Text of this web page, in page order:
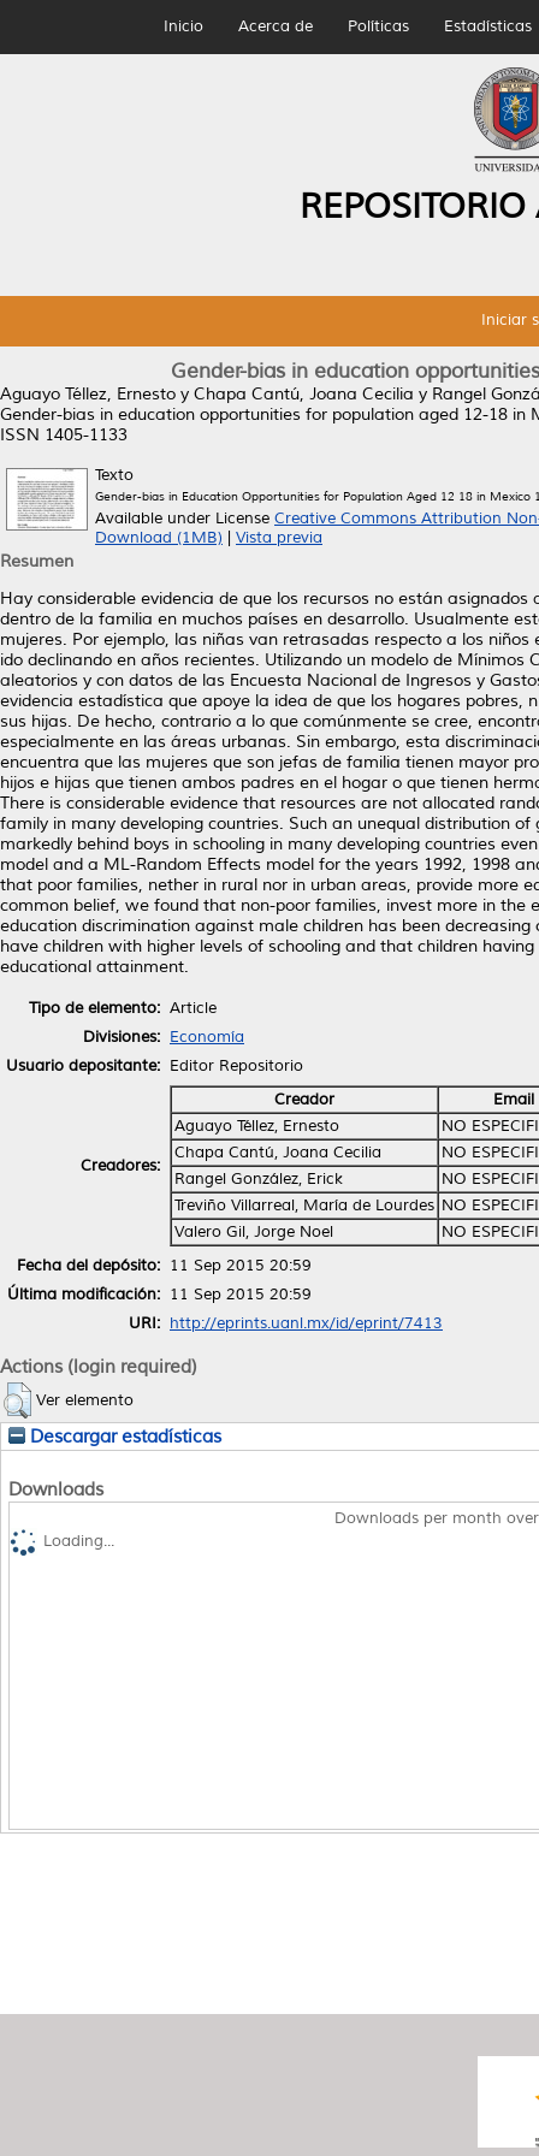
Inicio Acerca de Políticas Estadísticas
Iniciar
Gender-bias in education
Aguayo Téllez, Ernesto y Chapa Cantú, Joana Cecilia y Rangel
Gender-bias in education opportunities for population aged 12-18 in
ISSN 1405-1133
Texto
Gender-bias in Education Opportunities for Population Aged 12 18 in Mexico
Available under License Creative Commons Attribution
Download (1MB)
Vista previa
Resumen
Hay considerable evidencia de que los recursos no están
dentro de la familia en muchos países en desarrollo. Usualmente
mujeres. Por ejemplo, las niñas van retrasadas respecto a los
ido declinando en años recientes. Utilizando un modelo de
aleatorios y con datos de las Encuesta Nacional de Ingresos y
evidencia estadística que apoye la idea de que los hogares
sus hijas. De hecho, contrario a lo que comúnmente se cree,
especialmente en las áreas urbanas. Sin embargo, esta
encuentra que las mujeres que son jefas de familia tienen mayor
hijos e hijas que tienen ambos padres en el hogar o que tienen
There is considerable evidence that resources are not allocated
family in many developing countries. Such an unequal distribution
markedly behind boys in schooling in many developing countries
model and a ML-Random Effects model for the years 1992, 1998
that poor families, nether in rural nor in urban areas, provide more
common belief, we found that non-poor families, invest more in
education discrimination against male children has been
have children with higher levels of schooling and that children
educational attainment.
Tipo de elemento: Article
Divisiones: Economía
Usuario depositante: Editor Repositorio
Creadores:
Creador
Email
Aguayo Téllez, Ernesto
NO
Chapa Cantú, Joana Cecilia
NO
Rangel González, Erick
NO
Treviño Villarreal, María de Lourdes NO
Valero Gil, Jorge Noel
NO
Fecha del depósito: 11 Sep 2015 20:59
Última modificación: 11 Sep 2015 20:59
URI: http://eprints.uanl.mx/id/eprint/7413
Actions (login required)
Ver elemento
Descargar estadísticas
Downloads
Downloads per month
Loading...